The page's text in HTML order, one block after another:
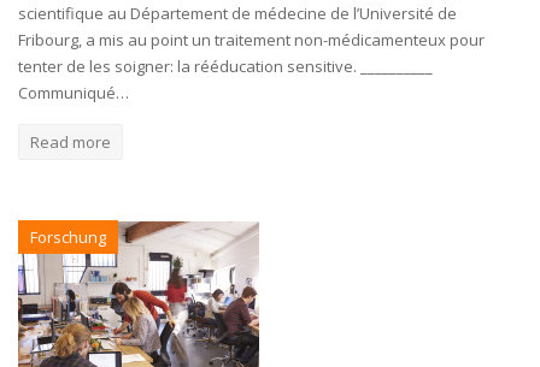
scientifique au Département de médecine de l’Université de
Fribourg, a mis au point un traitement non-médicamenteux pour
tenter de les soigner: la rééducation sensitive. __________
Communiqué…
Read more
Forschung